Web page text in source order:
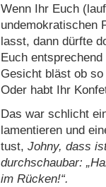
Wenn Ihr Euch
undemokratischen
lasst, dann dürfte
Euch
Gesicht bläst ob
Oder habt Ihr
Das war schlicht
lamentieren und
tust,Johny, dass
durchschaubar:
im Rücken!“.